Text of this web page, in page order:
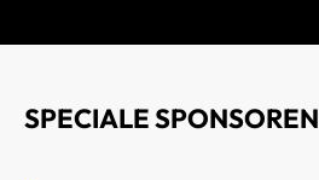
SPECIALE SPONSOREN